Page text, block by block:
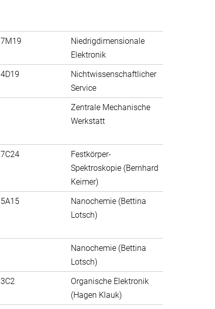
7M19
Niedrigdimensionale
Elektronik
4D19
Nichtwissenschaftlicher
Service
Zentrale Mechanische
Werkstatt
7C24
Festkörper-
Spektroskopie (Bernhard
Keimer)
5A15
Nanochemie (Bettina
Lotsch)
Nanochemie (Bettina
Lotsch)
3C2
Organische Elektronik
(Hagen Klauk)